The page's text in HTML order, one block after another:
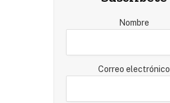
Nombre
Correo electrónico